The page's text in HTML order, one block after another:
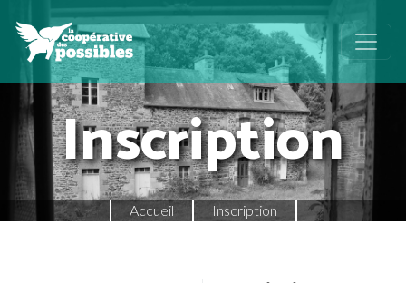
Inscription
Accueil Inscription